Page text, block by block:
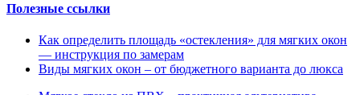
Полезные ссылки
Как определить площадь «остекления» для мягких окон
— инструкция по замерам
Виды мягких окон – от бюджетного варианта до люкса